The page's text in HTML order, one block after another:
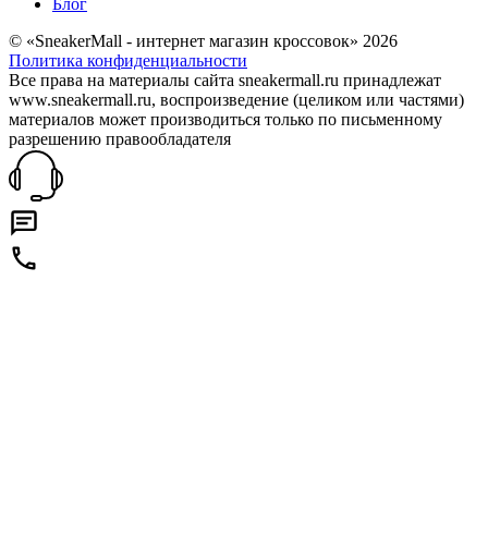
© «SneakerMall - интернет магазин кроссовок» 2026
Политика конфиденциальности
Все права на материалы сайта sneakermall.ru принадлежат
www.sneakermall.ru, воспроизведение (целиком или частями)
материалов может производиться только по письменному
разрешению правообладателя